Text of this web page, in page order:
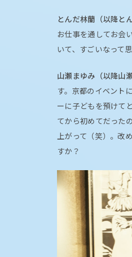
とんだ林蘭（以降と
お仕事を通してお会
いて、すごいなって
山瀬まゆみ（以降山瀬
す。京都のイベント
ーに子どもを預けて
てから初めてだった
上がって（笑）。改
すか？